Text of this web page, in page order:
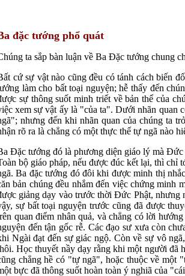
đặc tướng phổ quát
ta sắp bàn luận về Ba Đặc tướng chung
cứ sự vật nào cũngđều có tánh cách biến
làm cho bất toại nguyện; hễ thấy đến
sự thông suốt minh triết về bản thể của
xem sự vật ấy là "của ta". Dưới nhãn quan
nhưngđến khi nhãn quan của chúng ta
rõ ra là chẳng có một thực thể tự ngã nào
Đặc tướng đó là phương diện giáo lý mà Đức
bộ giáo pháp, nếuđược đúc kết lại, thì chỉ
Ba đặc tướng đó đôi khi được minh thị
ăn bản chúng đều nhắm đến việc chứng minh
giảng dạy vào trước thờiĐức Phật, nhưng
sự bất toại nguyện trước cũng đã được
ên quanđiểm nhân quả, và chẳng có lời
đến tận gốc rễ. Các đạo sư xưa còn
Ngàiđạt đến sự giác ngộ. Còn về sự vô
Học thuyết nầy dạy rằng khi một người đã
chẳng hề có "tự ngã", hoặc thuộc về một
bực đã thông suốt hoàn toàn ý nghiã của